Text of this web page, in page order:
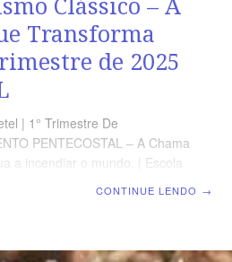
Transforma
de 2025
| 1° Trimestre De
PENTECOSTAL – A Chama
a incendiar o mundo. | Escola
CONTINUE LENDO →